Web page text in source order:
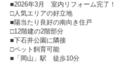
■2026年3月 室内リフォーム完了！
□人気エリアの好立地
■陽当たり良好の南向き住戸
□12階建の2階部分
■下石井公園に隣接
□ペット飼育可能
■「岡山」駅 徒歩10分